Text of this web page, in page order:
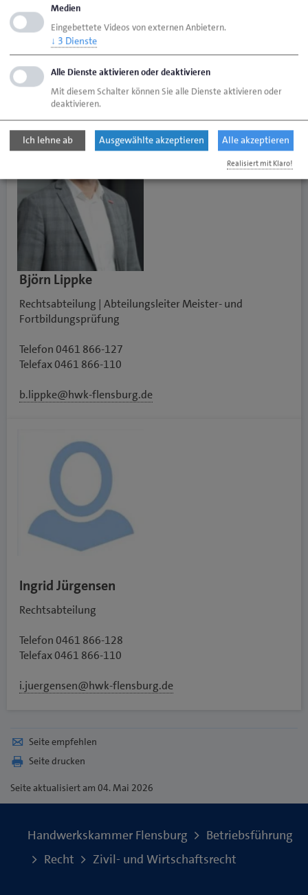
Telefon 0461 866-121
Telefax 0461 866-110
r.groeschl@hwk-flensburg.de
Björn Lippke
Rechtsabteilung | Abteilungsleiter Meister- und
Fortbildungsprüfung
Telefon 0461 866-127
Telefax 0461 866-110
b.lippke@hwk-flensburg.de
Ingrid Jürgensen
Rechtsabteilung
Telefon 0461 866-128
Telefax 0461 866-110
i.juergensen@hwk-flensburg.de
Seite empfehlen
Seite drucken
Seiteaktualisiert am 04. Mai 2026
Handwerkskammer Flensburg
Betriebsführung
Recht
Zivil- und Wirtschaftsrecht
Medien
Eingebettete Videos von externen Anbietern.
↓ 3 Dienste
Alle Dienste aktivieren oder deaktivieren
Mit diesem Schalter können Sie alle Dienste aktivieren oder
deaktivieren.
Ich lehne ab Ausgewählte akzeptieren Alle akzeptieren
Realisiert mit Klaro!